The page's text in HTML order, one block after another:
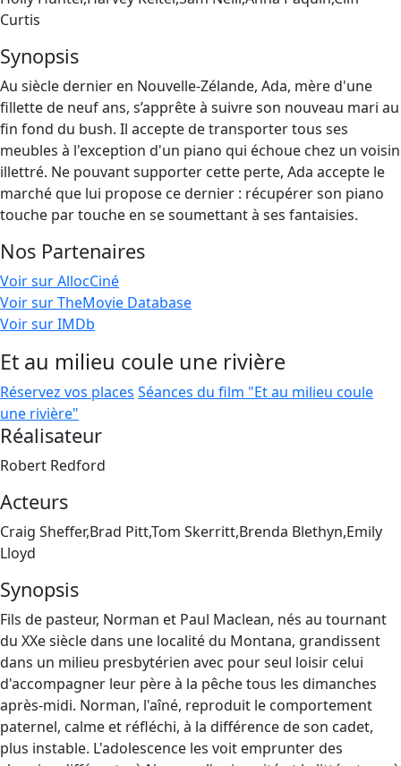
Curtis
Synopsis
Au siècle dernier en Nouvelle-Zélande, Ada, mère d'une
fillette de neuf ans, s’apprête à suivre son nouveau mari au
fin fond du bush. Il accepte de transporter tous ses
meubles à l'exception d'un piano qui échoue chez un voisin
illettré. Ne pouvant supporter cette perte, Ada accepte le
marché que lui propose ce dernier : récupérer son piano
touche par touche en se soumettant à ses fantaisies.
Nos Partenaires
Voir sur AllocCiné
Voir sur TheMovie Database
Voir sur IMDb
Et au milieu coule une rivière
Réservez vos places Séances du film "Et au milieu coule
une rivière"
Réalisateur
Robert Redford
Acteurs
Craig Sheffer,Brad Pitt,Tom Skerritt,Brenda Blethyn,Emily
Lloyd
Synopsis
Fils de pasteur, Norman et Paul Maclean, nés au tournant
du XXe siècle dans une localité du Montana, grandissent
dans un milieu presbytérien avec pour seul loisir celui
d'accompagner leur père à la pêche tous les dimanches
après-midi. Norman, l'aîné, reproduit le comportement
paternel, calme et réfléchi, à la différence de son cadet,
plus instable. L'adolescence les voit emprunter des